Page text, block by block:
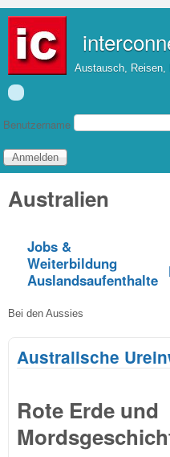
Austausch, Reisen,
Benutzeranmeldung
Benutzername
Australien
Jobs &
Weiterbildung
Auslandsaufenthalte
Bei den Aussies
Australische
Rote Erde und